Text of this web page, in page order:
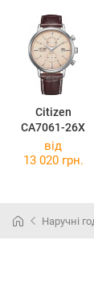
Citizen
CA7061-26X
від
13 020 грн.
Наручні